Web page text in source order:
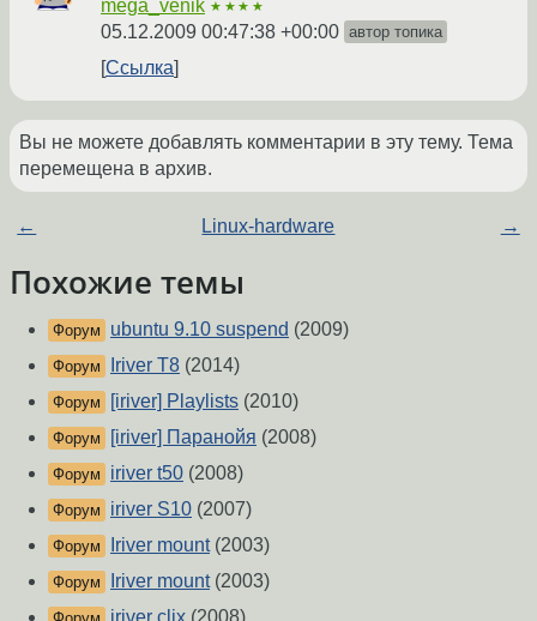
mega_venik ★★★★
05.12.2009 00:47:38 +00:00 автор топика
Ссылка
Вы не можете добавлять комментарии в эту тему. Тема
перемещена в архив.
← Linux-hardware →
Похожие темы
Форум ubuntu 9.10 suspend (2009)
Форум Iriver T8 (2014)
Форум [iriver] Playlists (2010)
Форум [iriver] Паранойя (2008)
Форум iriver t50 (2008)
Форум iriver S10 (2007)
Форум Iriver mount(2003)
Форум Iriver mount(2003)